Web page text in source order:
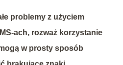
problemy z użyciem
ach, rozważ korzystanie
w prosty sposób